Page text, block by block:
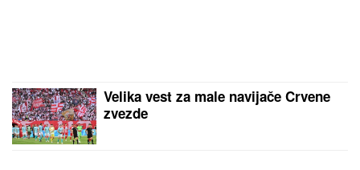
Velika vest za male navijače Crvene
zvezde